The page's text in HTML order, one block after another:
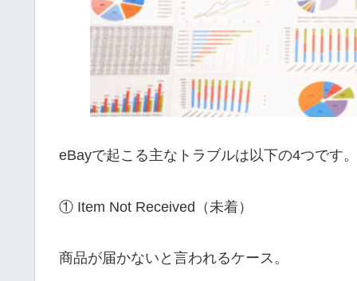
eBayで起こる主なトラブルは以下の4つです。
① Item Not Received（未着）
商品が届かないと言われるケース。